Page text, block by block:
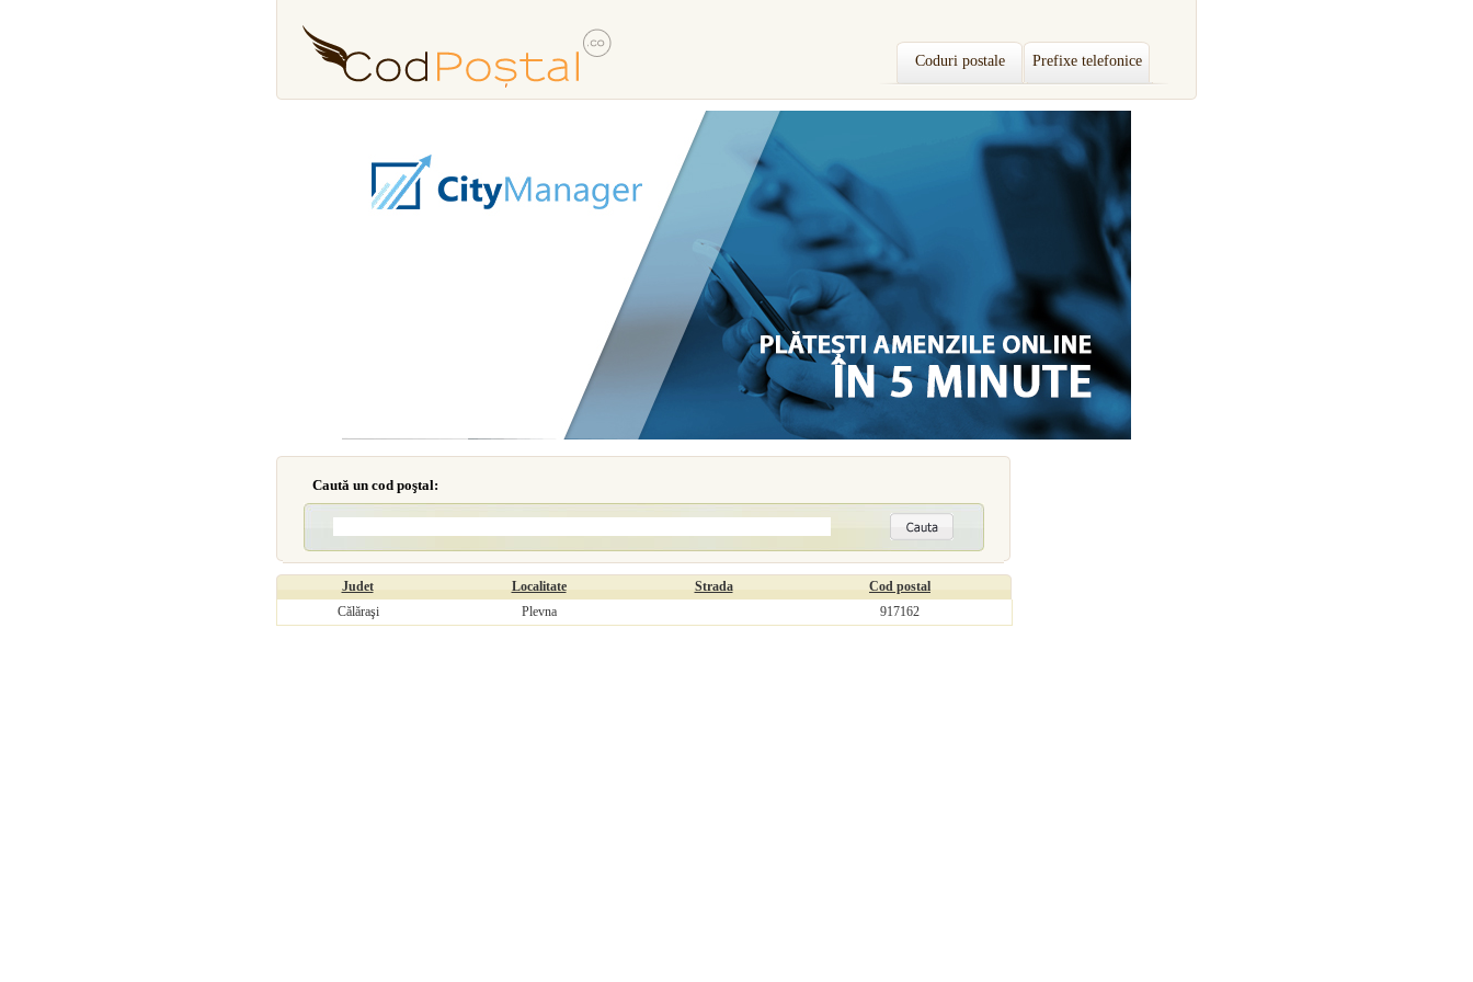
Coduri postale Prefixe telefonice
Caută un cod poştal:
Judet Localitate Strada
Cod postal
Călăraşi
Plevna 917162